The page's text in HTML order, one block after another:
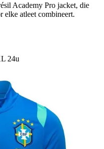
Academy Pro jacket, die
elke atleet combineert.
24u